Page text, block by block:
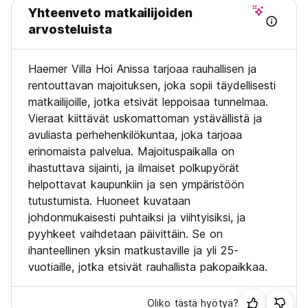
henkilö per yö
(3) Vauvansänkyjen ja lisävuoteiden hinnat eivät sisälly
(4) Sallittujen lisävuoteiden ja vauvansänkyjen määrä riippuu
valitsemastasi vaihtoehdosta. Tarkista valitsemasi vaihtoehto
saadaksesi lisätietoja.
(5) Kaikki vauvansängyt ja lisävuoteet ovat saatavuuden
mukaan.
11. Lemmikkieläimet ovat sallittuja pyynnöstä.
12. Vastaanoton aukioloajat: 24 tuntia vuorokaudessa.
Yhteenveto matkailijoiden
arvosteluista
Haemer Villa Hoi Anissa tarjoaa rauhallisen ja
rentouttavan majoituksen, joka sopii täydellisesti
matkailijoille, jotka etsivät leppoisaa tunnelmaa.
Vieraat kiittävät uskomattoman ystävällistä ja
avuliasta perhehenkilökuntaa, joka tarjoaa
erinomaista palvelua. Majoituspaikalla on
ihastuttava sijainti, ja ilmaiset polkupyörät
helpottavat kaupunkiin ja sen ympäristöön
tutustumista. Huoneet kuvataan
johdonmukaisesti puhtaiksi ja viihtyisiksi, ja
pyyhkeet vaihdetaan päivittäin. Se on
ihanteellinen yksin matkustaville ja yli 25-
vuotiaille, jotka etsivät rauhallista pakopaikkaa.
Oliko tästä hyötyä?